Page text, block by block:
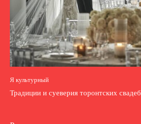
Я культурный
Традиции и суеверия торонтских свадеб